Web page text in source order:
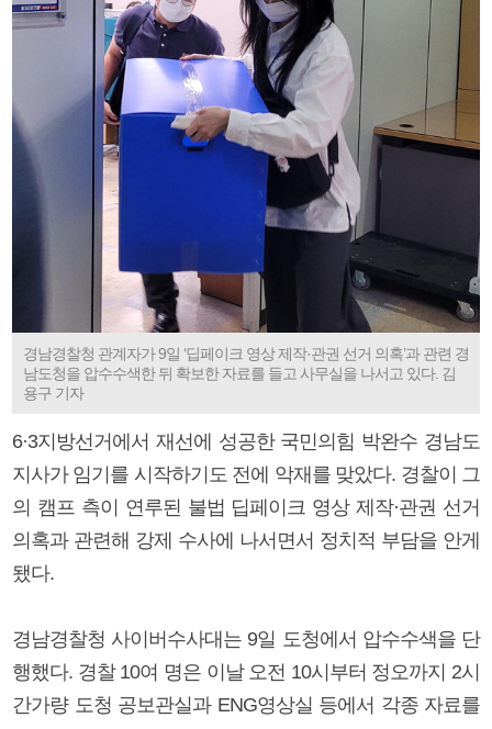
경남경찰청 관계자가 9일 ‘딥페이크 영상 제작·관권 선거 의혹’과 관련 경
남도청을 압수수색한 뒤 확보한 자료를 들고 사무실을 나서고 있다. 김
용구 기자
6·3지방선거에서 재선에 성공한 국민의힘 박완수 경남도
지사가 임기를 시작하기도 전에 악재를 맞았다. 경찰이 그
의 캠프 측이 연루된 불법 딥페이크 영상 제작·관권 선거
의혹과 관련해 강제 수사에 나서면서 정치적 부담을 안게
됐다.
경남경찰청 사이버수사대는 9일 도청에서 압수수색을 단
행했다. 경찰 10여 명은 이날 오전 10시부터 정오까지 2시
간가량 도청 공보관실과 ENG영상실 등에서 각종 자료를